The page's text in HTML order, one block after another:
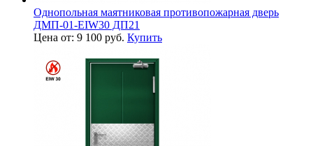
Однопольная маятниковая противопожарная дверь
ДМП-01-EIW30 ДП21
Цена от: 9 100 руб. Купить